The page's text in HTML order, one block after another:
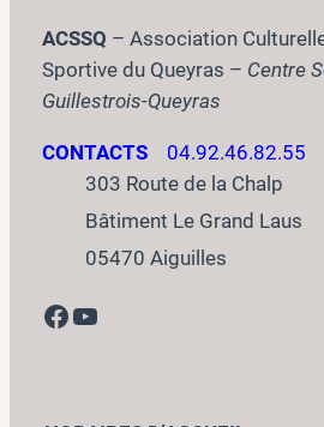
ACSSQ – Association
Sportive du Queyras – Centre
Guillestrois-Queyras
CONTACTS
04.92.46.82.55
303 Route de la Chalp
Bâtiment Le Grand Laus
05470 Aiguilles
Facebook YouTube